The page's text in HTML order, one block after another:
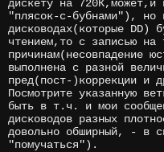
дискету на 720К,может,и
"плясок-с-бубнами"),
дисководах(которые DD)
чтением,то с записью
причинам(несовпадение
выполнена с разной
пред(пост-)коррекции и
Посмотрите указанную
быть в т.ч. и мои
дисководов разных
довольно обширный, - в
"помучаться").